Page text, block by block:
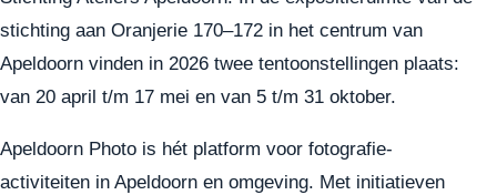
stichting aan Oranjerie 170–172 in het centrum van
Apeldoorn vinden in 2026 twee tentoonstellingen plaats:
van 20 april t/m 17 mei en van 5 t/m 31 oktober.
Apeldoorn Photo is hét platform voor fotografie-
activiteiten in Apeldoorn en omgeving. Met initiatieven